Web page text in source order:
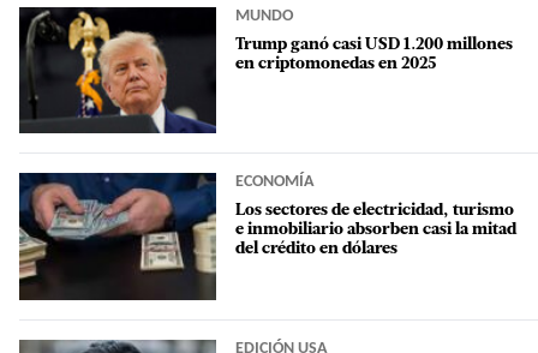
MUNDO
Trump ganó casi USD 1.200 millones
en criptomonedas en 2025
ECONOMÍA
Los sectores de electricidad, turismo
e inmobiliario absorben casi la mitad
del crédito en dólares
EDICIÓN USA